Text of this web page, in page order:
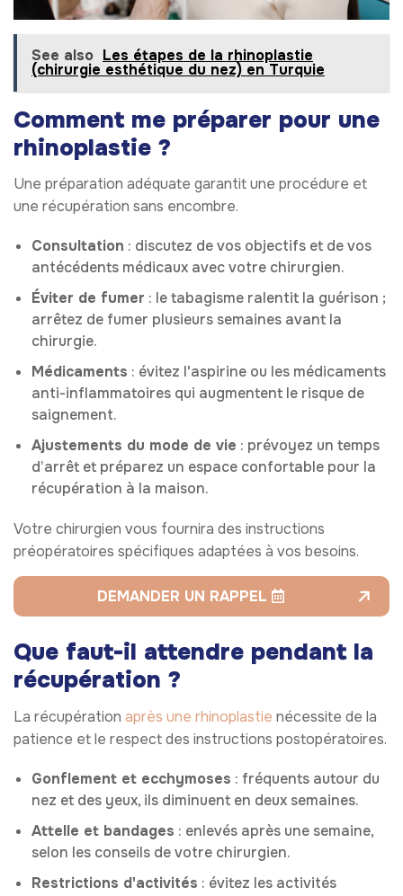
See also Les étapes de la rhinoplastie
(chirurgie esthétique du nez) en Turquie
Comment me préparer pour une
rhinoplastie ?
Une préparation adéquate garantit une procédure et
une récupération sans encombre.
Consultation : discutez de vos objectifs et de vos
antécédents médicaux avec votre chirurgien.
Éviter de fumer : le tabagisme ralentit la guérison ;
arrêtez de fumer plusieurs semaines avant la
chirurgie.
Médicaments : évitez l'aspirine ou les médicaments
anti-inflammatoires qui augmentent le risque de
saignement.
Ajustements du mode de vie : prévoyez un temps
d’arrêt et préparez un espace confortable pour la
récupération à la maison.
Votre chirurgien vous fournira des instructions
préopératoires spécifiques adaptées à vos besoins.
DEMANDER UN RAPPEL
Que faut-il attendre pendant la
récupération ?
La récupération après une rhinoplastie nécessite de la
patience et le respect des instructions postopératoires.
Gonflement et ecchymoses : fréquents autour du
nez et des yeux, ils diminuent en deux semaines.
Attelle et bandages : enlevés après une semaine,
selon les conseils de votre chirurgien.
Restrictions d'activités : évitez les activités